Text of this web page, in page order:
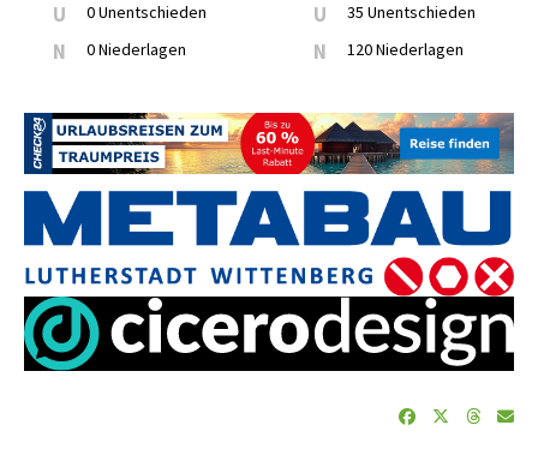
U 0 Unentschieden
N 0 Niederlagen
U 35 Unentschieden
N 120 Niederlagen